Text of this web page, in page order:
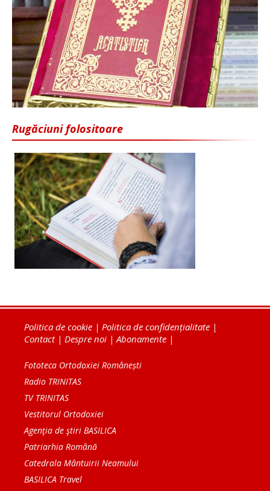
Rugăciuni folositoare
Politica de cookie | Politica de confidențialitate |
Contact| Despre noi |Abonamente |
Fototeca Ortodoxiei Românești
Radio TRINITAS
TV TRINITAS
Vestitorul Ortodoxiei
Agenţia de ştiri BASILICA
Patriarhia Română
Catedrala Mântuirii Neamului
BASILICA Travel